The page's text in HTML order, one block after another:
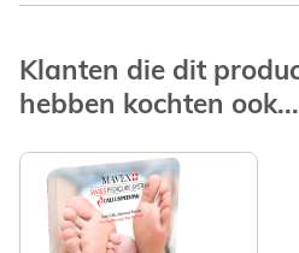
Klanten die dit
hebben kochten ook...